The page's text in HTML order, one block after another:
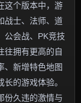
这个版本中，游
战士、法师、道
公会战、PK竞技
往拥有更高的自
、新增特色地图
的游戏体验。
份久违的激情与